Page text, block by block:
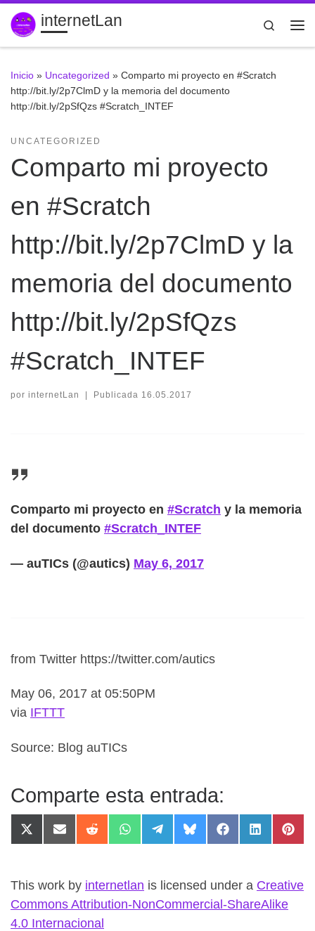
Saltar al contenido
internetLan
Search
Inicio » Uncategorized » Comparto mi proyecto en #Scratch
http://bit.ly/2p7ClmD y la memoria del documento
http://bit.ly/2pSfQzs #Scratch_INTEF
UNCATEGORIZED
Comparto mi proyecto
en #Scratch
http://bit.ly/2p7ClmD y la
memoria del documento
http://bit.ly/2pSfQzs
#Scratch_INTEF
por internetLan | Publicada 16.05.2017
Comparto mi proyecto en #Scratch y la memoria
del documento #Scratch_INTEF
— auTICs (@autics) May 6, 2017
from Twitter https://twitter.com/autics
May 06, 2017 at 05:50PM
via IFTTT
Source: Blog auTICs
Comparte esta entrada:
Compartir en X (Twitter)
Compartir en Email
Compartir en Reddit
Compartir en WhatsApp
Compartir en Telegram
Compartir en Bluesky
Compartir en
Compartir
This work by internetlan is licensed under a Creative
Commons Attribution-NonCommercial-ShareAlike
4.0 Internacional